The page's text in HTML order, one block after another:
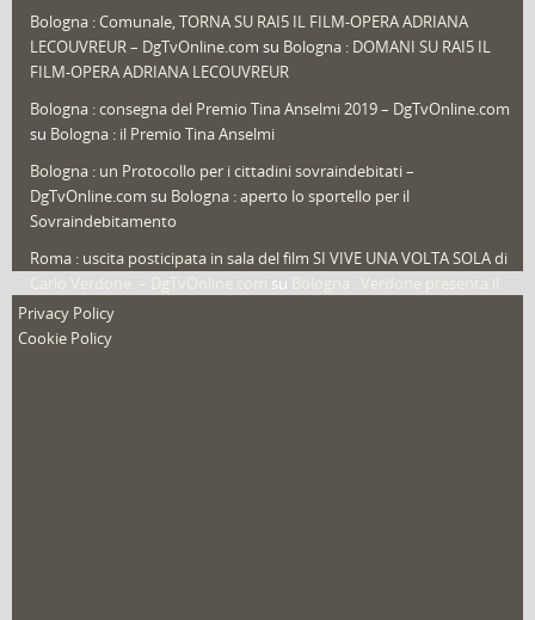
Sport
That's Bologna Magazine(25)
Video (archivio) (263)
Bologna : Comunale, TORNA SU RAI5 IL FILM-OPERA ADRIANA
LECOUVREUR – DgTvOnline.com su Bologna : DOMANI SU RAI5 IL
FILM-OPERA ADRIANA LECOUVREUR
Bologna : consegna del Premio Tina Anselmi 2019 – DgTvOnline.com
su Bologna : il Premio Tina Anselmi
Bologna : un Protocollo per i cittadini sovraindebitati –
DgTvOnline.com su Bologna : aperto lo sportello per il
Sovraindebitamento
Roma : uscita posticipata in sala del film SI VIVE UNA VOLTA SOLA di
su
nuovo film
Privacy Policy
Cookie Policy